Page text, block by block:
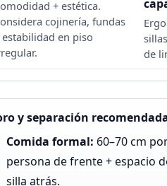
+ estética.
cojinería, fundas
en piso
de
y separación
Comida formal: 60–70 cm
persona de frente + espacio
silla atrás.